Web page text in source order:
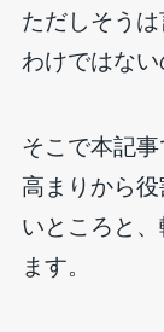
ただしそう
わけではない
そこで本記
高まりから
いところと
ます。